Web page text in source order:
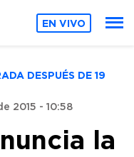
EN VIVO
DESPUÉS DE 19
2015 - 10:58
la